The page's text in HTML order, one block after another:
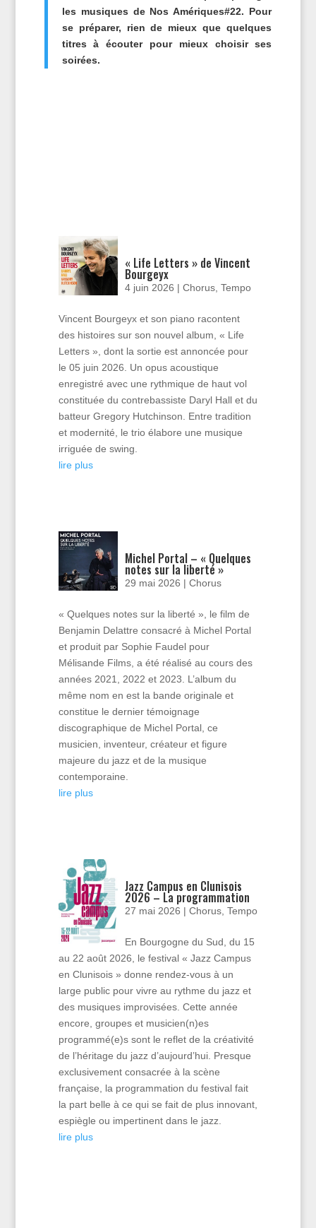
les musiques de Nos Amériques#22. Pour
se préparer, rien de mieux que quelques
titres à écouter pour mieux choisir ses
soirées.
« Life Letters » de Vincent
Bourgeyx
4 juin 2026 |Chorus ,Tempo
Vincent Bourgeyx et son piano racontent
des histoires sur son nouvel album, « Life
Letters », dont la sortie est annoncée pour
le 05 juin 2026. Un opus acoustique
enregistré avec une rythmique de haut vol
constituée du contrebassiste Daryl Hall et du
batteur Gregory Hutchinson. Entre tradition
et modernité, le trio élabore une musique
irriguée de swing.
lire plus
Michel Portal – « Quelques
notes sur la liberté »
29 mai 2026 |Chorus
« Quelques notes sur la liberté », le film de
Benjamin Delattre consacré à Michel Portal
et produit par Sophie Faudel pour
Mélisande Films, a été réalisé au cours des
années 2021, 2022 et 2023. L’album du
même nom en est la bande originale et
constitue le dernier témoignage
discographique de Michel Portal, ce
musicien, inventeur, créateur et figure
majeure du jazz et de la musique
contemporaine.
lire plus
Jazz Campus en Clunisois
2026 – La programmation
27 mai 2026 |Chorus ,Tempo
En Bourgogne du Sud, du 15
au 22 août 2026, le festival « Jazz Campus
en Clunisois » donne rendez-vous à un
large public pour vivre au rythme du jazz et
des musiques improvisées. Cette année
encore, groupes et musicien(n)es
programmé(e)s sont le reflet de la créativité
de l’héritage du jazz d’aujourd’hui. Presque
exclusivement consacrée à la scène
française, la programmation du festival fait
la part belle à ce qui se fait de plus innovant,
espiègle ou impertinent dans le jazz.
lire plus